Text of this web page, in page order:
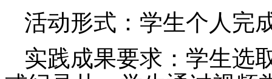
活动形式：学生个人完
实践成果要求： 学生选